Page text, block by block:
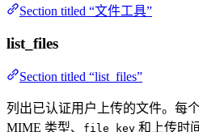
Section titled “文件工具”
list_files
Section titled “list_files”
列出已认证用户上传的文件。每
MIME 类型、
file_key 和上传时